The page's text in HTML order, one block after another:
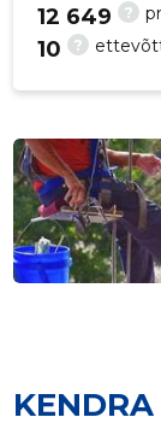
?
12 649
?
10